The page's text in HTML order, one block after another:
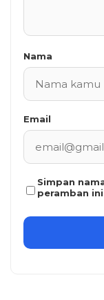
Nama
Email
Simpan
peramban